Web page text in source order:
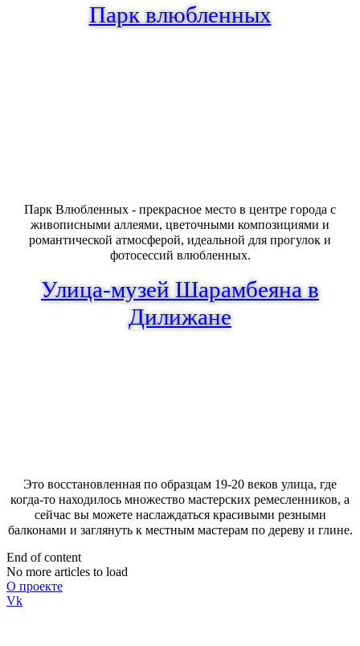
Парк влюбленных
Парк Влюбленных - прекрасное место в центре города с
живописными аллеями, цветочными композициями и
романтической атмосферой, идеальной для прогулок и
фотосессий влюбленных.
Улица-музей Шарамбеяна в
Дилижане
Это восстановленная по образцам 19-20 веков улица, где
когда-то находилось множество мастерских ремесленников, а
сейчас вы можете наслаждаться красивыми резными
балконами и заглянуть к местным мастерам по дереву и глине.
End of content
No more articles to load
О проекте
Vk